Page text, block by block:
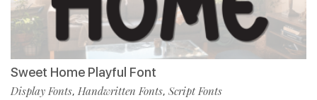
Sweet Home Playful Font
Display Fonts, Handwritten Fonts, Script Fonts